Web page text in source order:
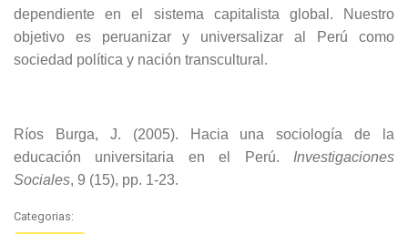
dependiente en el sistema capitalista global. Nuestro
objetivo es peruanizar y universalizar al Perú como
sociedad política y nación transcultural.
Ríos Burga, J. (2005). Hacia una sociología de la
educación universitaria en el Perú. Investigaciones
Sociales, 9 (15), pp. 1-23.
Categorias: